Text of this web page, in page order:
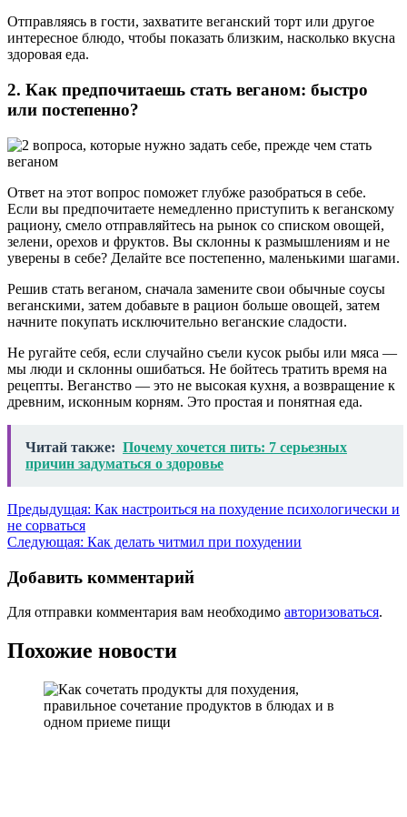
Отправляясь в гости, захватите веганский торт или другое
интересное блюдо, чтобы показать близким, насколько вкусна
здоровая еда.
2. Как предпочитаешь стать веганом: быстро
или постепенно?
Ответ на этот вопрос поможет глубже разобраться в себе.
Если вы предпочитаете немедленно приступить к веганскому
рациону, смело отправляйтесь на рынок со списком овощей,
зелени, орехов и фруктов. Вы склонны к размышлениям и не
уверены в себе? Делайте все постепенно, маленькими шагами.
Решив стать веганом, сначала замените свои обычные соусы
веганскими, затем добавьте в рацион больше овощей, затем
начните покупать исключительно веганские сладости.
Не ругайте себя, если случайно съели кусок рыбы или мяса —
мы люди и склонны ошибаться. Не бойтесь тратить время на
рецепты. Веганство — это не высокая кухня, а возвращение к
древним, исконным корням. Это простая и понятная еда.
Читай также: Почему хочется пить: 7 серьезных
причин задуматься о здоровье
Навигация
по
Предыдущая: Как настроиться на похудение психологически и
не сорваться
Следующая: Как делать читмил при похудении
Добавить комментарий
Для отправки комментария вам необходимо авторизоваться.
Похожие новости